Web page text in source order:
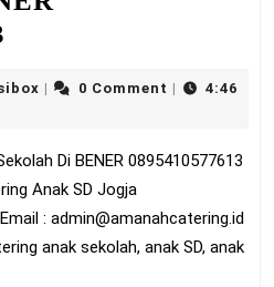
Kotak
Sekolah
Di
BENER
0895410577613
knasibox
| 0 Comment |
4:46
Anak SD Jogja
: admin@amanahcatering.id
anak sekolah, anak SD, anak